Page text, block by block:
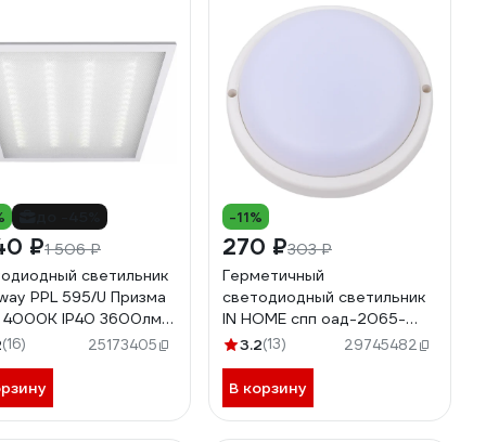
₽1 506 ₽
светильник
PPL 595/U Призма
4000К IP40 3600лм
универс.
панель
(16) 25173405
-11%
270 ₽303 ₽
Герметичный
светодиодный светильник
IN HOME спп оaд-2065-
круг 20вт 6500к 1800лм с
датчиком ip65
4690612044033
3.2(13) 29745482
В корзину